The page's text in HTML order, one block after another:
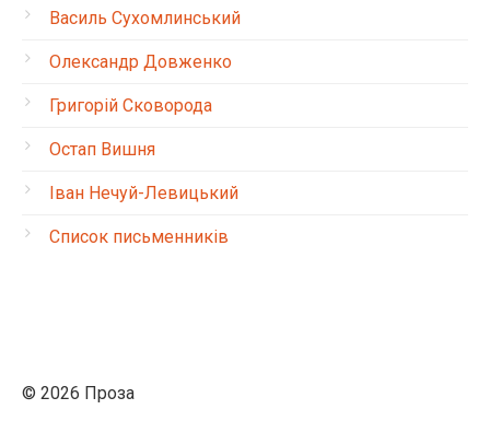
Василь Сухомлинський
Олександр Довженко
Григорій Сковорода
Остап Вишня
Іван Нечуй-Левицький
Список письменників
© 2026 Проза